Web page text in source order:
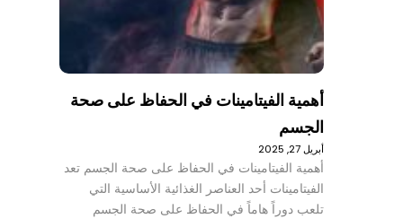
أهمية الفيتامينات في الحفاظ على صحة
الجسم
أبريل 27, 2025
أهمية الفيتامينات في الحفاظ على صحة الجسم تعد
الفيتامينات أحد العناصر الغذائية الأساسية التي
تلعب دوراً هاماً في الحفاظ على صحة الجسم